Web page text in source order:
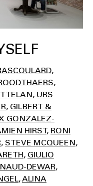
URS
GILBERT &
GONZALEZ-
HIRST RONI
STEVE MCQUEEN
GIULIO
DEWAR
ALINA